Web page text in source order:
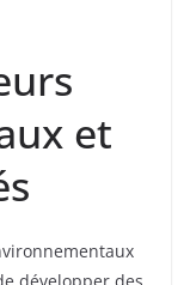
et
développer des